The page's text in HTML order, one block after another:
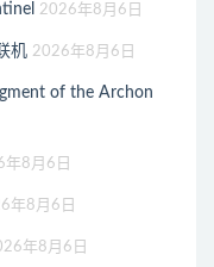
2026年8月6日
机 2026年8月6日
of the Archon
年8月6日
年8月6日
年8月6日